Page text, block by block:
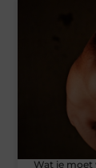
Wat je moet